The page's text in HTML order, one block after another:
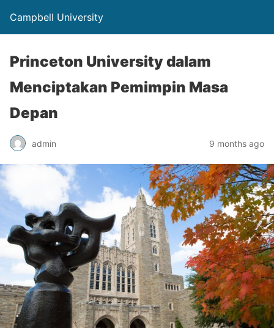
Campbell University
Princeton University dalam
Menciptakan Pemimpin Masa
Depan
admin 9 months ago